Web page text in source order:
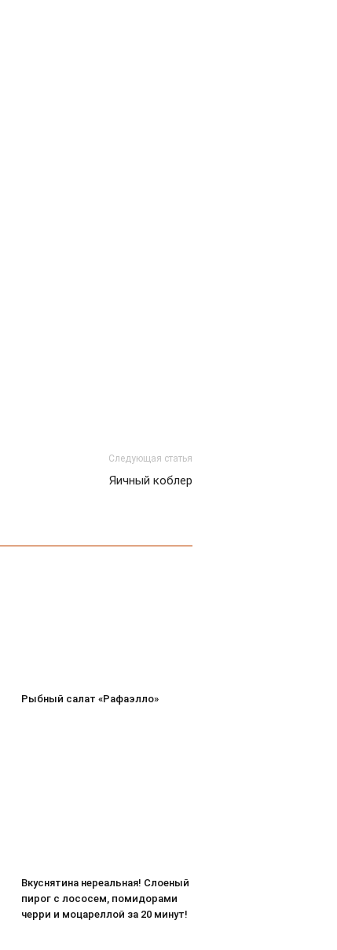
Следующая статья
Яичный коблер
Рыбный салат «Рафаэлло»
Вкуснятина нереальная! Слоеный
пирог с лососем, помидорами
черри и моцареллой за 20 минут!